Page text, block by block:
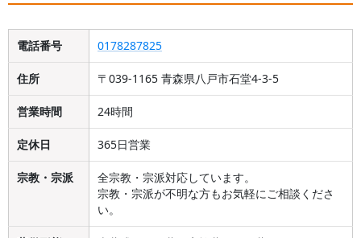
電話番号 0178287825
住所 〒039-1165 青森県八戸市石堂4-3-5
営業時間 24時間
定休日 365日営業
宗教・宗派
全宗教・宗派対応しています。
宗教・宗派が不明な方もお気軽にご相談くださ
い。